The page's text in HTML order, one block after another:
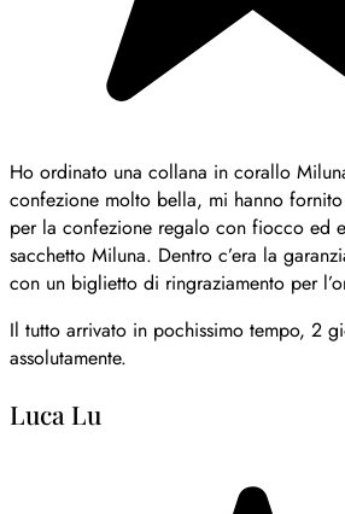
Ho ordinato una collana in corallo
confezione molto bella, mi hanno fornito
per la confezione regalo con fiocco ed
sacchetto Miluna. Dentro c’era la
con un biglietto di ringraziamento per
Il tutto arrivato in pochissimo tempo, 2
assolutamente.
Luca Lu